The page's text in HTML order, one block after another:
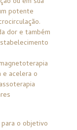
potente
dor e também
e acelera o
o objetivo